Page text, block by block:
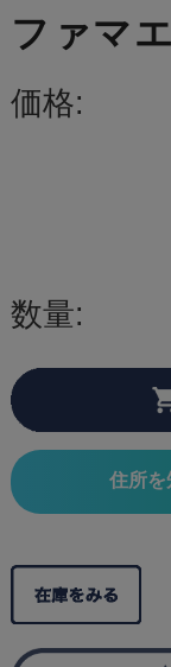
ファマ
価格:
数量:
住所を